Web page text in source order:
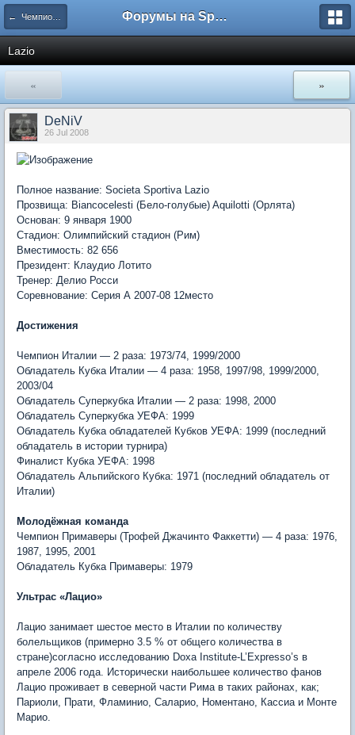
← Чемпионат Италии Форумы на Sportbox.ru
Lazio
« »
DeNiV
26 Jul 2008
Полное название: Societa Sportiva Lazio
Прозвища: Biancocelesti (Бело-голубые) Aquilotti (Орлята)
Основан: 9 января 1900
Стадион: Олимпийский стадион (Рим)
Вместимость: 82 656
Президент: Клаудио Лотито
Тренер: Делио Росси
Соревнование: Серия А 2007-08 12место
Достижения
Чемпион Италии — 2 раза: 1973/74, 1999/2000
Обладатель Кубка Италии — 4 раза: 1958, 1997/98, 1999/2000,
2003/04
Обладатель Суперкубка Италии — 2 раза: 1998, 2000
Обладатель Суперкубка УЕФА: 1999
Обладатель Кубка обладателей Кубков УЕФА: 1999 (последний
обладатель в истории турнира)
Финалист Кубка УЕФА: 1998
Обладатель Альпийского Кубка: 1971 (последний обладатель от
Италии)
Молодёжная команда
Чемпион Примаверы (Трофей Джачинто Факкетти) — 4 раза: 1976,
1987, 1995, 2001
Обладатель Кубка Примаверы: 1979
Ультрас «Лацио»
Лацио занимает шестое место в Италии по количеству
болельщиков (примерно 3.5 % от общего количества в
стране)согласно исследованию Doxa Institute-L’Expresso’s в
апреле 2006 года. Исторически наибольшее количество фанов
Лацио проживает в северной части Рима в таких районах, как;
Париоли, Прати, Фламинио, Саларио, Номентано, Кассиа и Монте
Марио.